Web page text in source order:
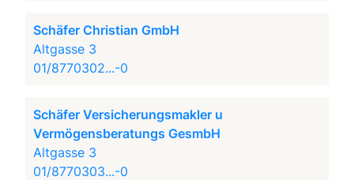
Schäfer Christian GmbH
Altgasse 3
01/8770302...-0
Schäfer Versicherungsmakler u
Vermögensberatungs GesmbH
Altgasse 3
01/8770303...-0